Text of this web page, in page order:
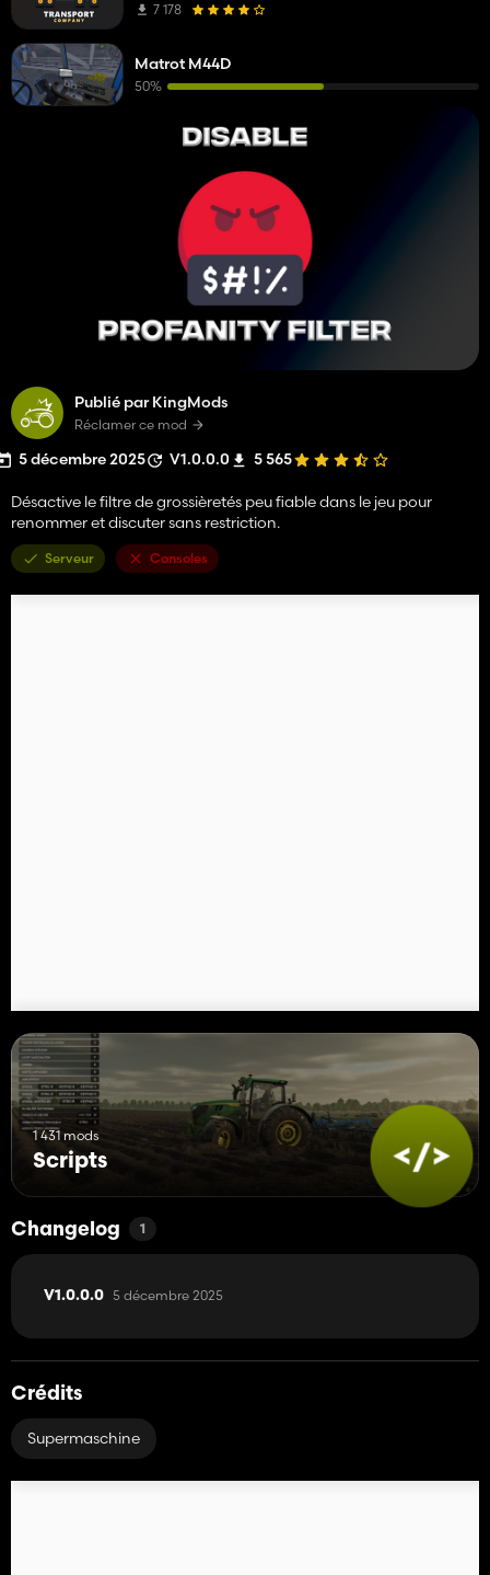
Publié par KingMods
Réclamer ce mod
5 décembre 2025 V1.0.0.0 5 565
Désactive le filtre de grossièretés peu fiable dans le jeu pour
renommer et discuter sans restriction.
Serveur Consoles
1 431 mods
Scripts
Changelog 1
V1.0.0.0 5 décembre 2025
Crédits
Supermaschine
7 178
Matrot M44D
50%